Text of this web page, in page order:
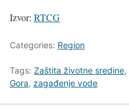
Izvor: RTCG
Categories: Region
Tags: Zaštita životne sredine,
Gora, zagađenje vode